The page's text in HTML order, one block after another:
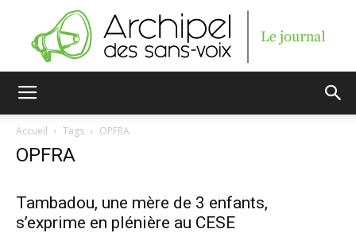
Accueil Tags OPFRA
OPFRA
Tambadou, une mère de 3 enfants,
s’exprime en plénière au CESE